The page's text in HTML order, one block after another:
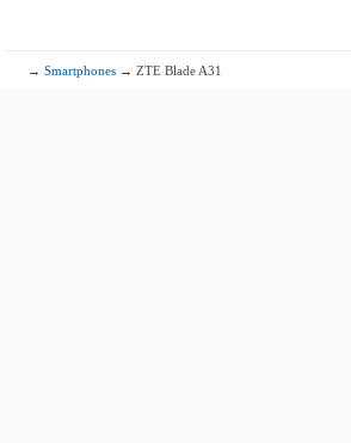
→Smartphones → ZTE Blade A31